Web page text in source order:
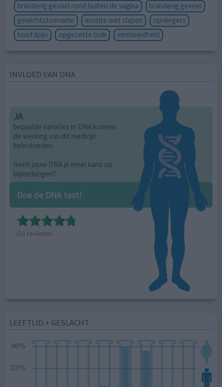
branderig gevoel rond buiten de vagina
branderig gevoel
gewichtstoename
moeite met slapen
opvliegers
hoofdpijn
opgezette buik vermoeidheid
INVLOED VAN DNA
JA
bepaalde variaties in DNA kunnen
de werking van dit medicijn
beïnvloeden.
Geeft jouw DNA je meer kans op
bijwerkingen?
Doe de DNA test!
(52 reviews)
LEEFTIJD + GESLACHT